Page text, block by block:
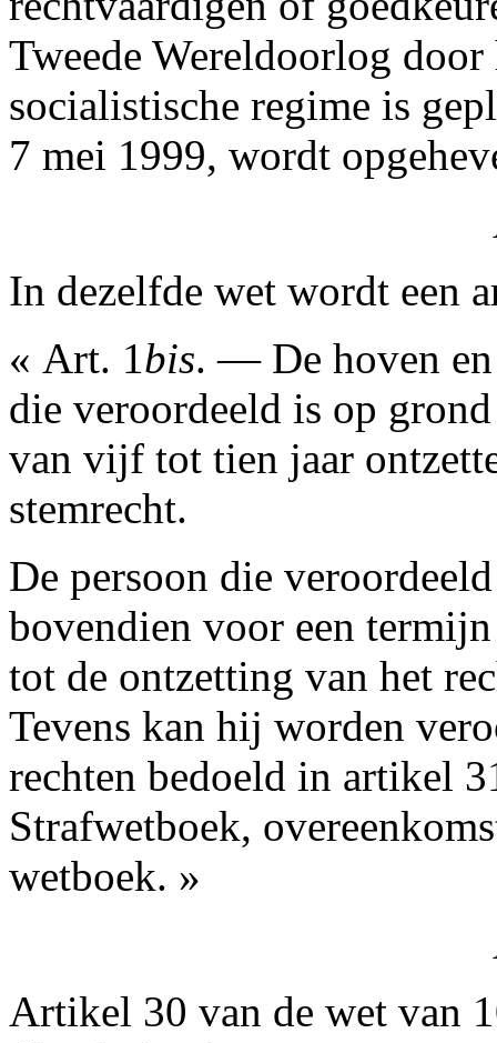
Tweede Wereldoorlog
socialistische regime is
7 mei 1999, wordt
In dezelfde wet wordt een
« Art. 1bis. — De hoven en
die veroordeeld is op
van vijf tot tien jaar
stemrecht.
De persoon die
bovendien voor een
tot de ontzetting van het
Tevens kan hij worden
rechten bedoeld in artikel
Strafwetboek,
wetboek. »
Artikel 30 van de wet van